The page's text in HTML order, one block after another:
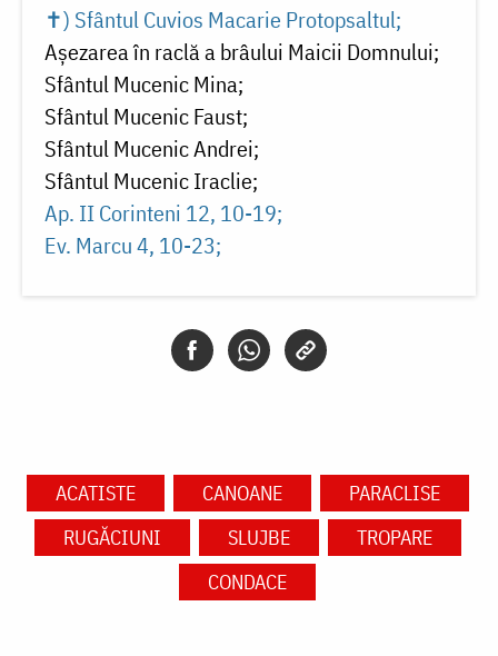
✝) Sfântul Cuvios Macarie Protopsaltul
Așezarea în raclă a brâului Maicii Domnului
Sfântul Mucenic Mina
Sfântul Mucenic Faust
Sfântul Mucenic Andrei
Sfântul Mucenic Iraclie
Ap. II Corinteni 12, 10-19
Ev. Marcu 4, 10-23
ACATISTE CANOANE
PARACLISE
RUGĂCIUNI
SLUJBE
TROPARE
CONDACE